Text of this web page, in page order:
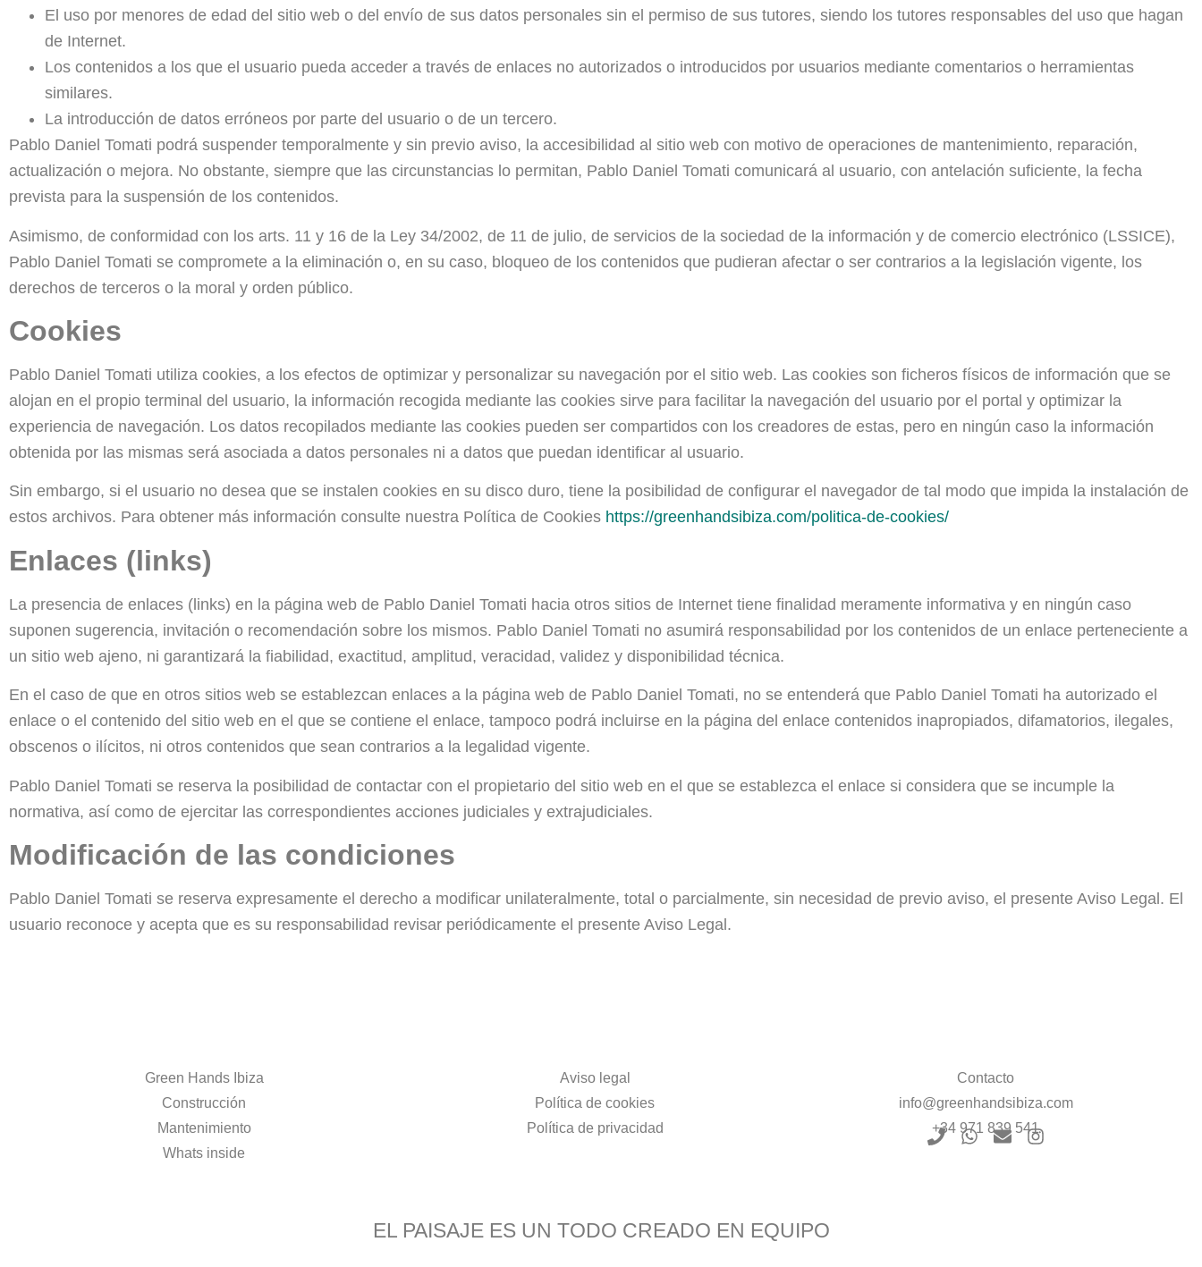
El uso por menores de edad del sitio web o del envío de sus datos personales sin el permiso de sus tutores, siendo los tutores responsables del uso que hagan
de Internet.
Los contenidos a los que el usuario pueda acceder a través de enlaces no autorizados o introducidos por usuarios mediante comentarios o herramientas
similares.
La introducción de datos erróneos por parte del usuario o de un tercero.
Pablo Daniel Tomati podrá suspender temporalmente y sin previo aviso, la accesibilidad al sitio web con motivo de operaciones de mantenimiento, reparación,
actualización o mejora. No obstante, siempre que las circunstancias lo permitan, Pablo Daniel Tomati comunicará al usuario, con antelación suficiente, la fecha
prevista para la suspensión de los contenidos.
Asimismo, de conformidad con los arts. 11 y 16 de la Ley 34/2002, de 11 de julio, de servicios de la sociedad de la información y de comercio electrónico (LSSICE),
Pablo Daniel Tomati se compromete a la eliminación o, en su caso, bloqueo de los contenidos que pudieran afectar o ser contrarios a la legislación vigente, los
derechos de terceros o la moral y orden público.
Cookies
Pablo Daniel Tomati utiliza cookies, a los efectos de optimizar y personalizar su navegación por el sitio web. Las cookies son ficheros físicos de información que se
alojan en el propio terminal del usuario, la información recogida mediante las cookies sirve para facilitar la navegación del usuario por el portal y optimizar la
experiencia de navegación. Los datos recopilados mediante las cookies pueden ser compartidos con los creadores de estas, pero en ningún caso la información
obtenida por las mismas será asociada a datos personales ni a datos que puedan identificar al usuario.
Sin embargo, si el usuario no desea que se instalen cookies en su disco duro, tiene la posibilidad de configurar el navegador de tal modo que impida la instalación de
estos archivos. Para obtener más información consulte nuestra Política de Cookies https://greenhandsibiza.com/politica-de-cookies/
Enlaces (links)
La presencia de enlaces (links) en la página web de Pablo Daniel Tomati hacia otros sitios de Internet tiene finalidad meramente informativa y en ningún caso
suponen sugerencia, invitación o recomendación sobre los mismos. Pablo Daniel Tomati no asumirá responsabilidad por los contenidos de un enlace perteneciente a
un sitio web ajeno, ni garantizará la fiabilidad, exactitud, amplitud, veracidad, validez y disponibilidad técnica.
En el caso de que en otros sitios web se establezcan enlaces a la página web de Pablo Daniel Tomati, no se entenderá que Pablo Daniel Tomati ha autorizado el
enlace o el contenido del sitio web en el que se contiene el enlace, tampoco podrá incluirse en la página del enlace contenidos inapropiados, difamatorios, ilegales,
obscenos o ilícitos, ni otros contenidos que sean contrarios a la legalidad vigente.
Pablo Daniel Tomati se reserva la posibilidad de contactar con el propietario del sitio web en el que se establezca el enlace si considera que se incumple la
normativa, así como de ejercitar las correspondientes acciones judiciales y extrajudiciales.
Modificación de las condiciones
Pablo Daniel Tomati se reserva expresamente el derecho a modificar unilateralmente, total o parcialmente, sin necesidad de previo aviso, el presente Aviso Legal. El
usuario reconoce y acepta que es su responsabilidad revisar periódicamente el presente Aviso Legal.
Green Hands Ibiza
Construcción
Mantenimiento
Whats inside
Aviso legal
Política de cookies
Política de privacidad
Contacto
info@greenhandsibiza.com
+34 971 839 541
EL PAISAJE ES UN TODO CREADO EN EQUIPO